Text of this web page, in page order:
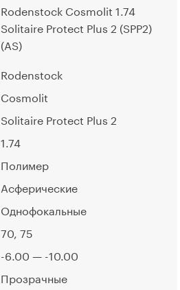
Rodenstock Cosmolit 1.74
Solitaire Protect Plus 2 (SPP2)
(AS)
Rodenstock
Cosmolit
Solitaire Protect Plus 2
1.74
Полимер
Асферические
Однофокальные
70, 75
-6.00 — -10.00
Прозрачные